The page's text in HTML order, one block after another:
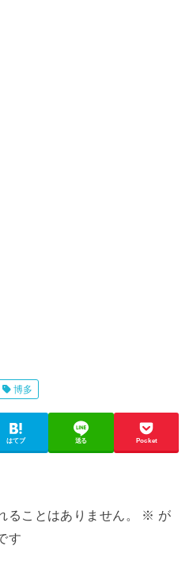
博多
はてブ 送る Pocket
ることはありません。 ※ が
す